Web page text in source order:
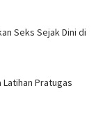
Seks Sejak Dini di
Pra­tugas